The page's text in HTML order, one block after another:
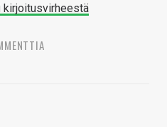
kirjoitusvirheestä